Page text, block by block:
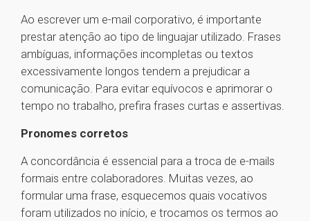
Ao escrever um e-mail corporativo, é importante
prestar atenção ao tipo de linguajar utilizado. Frases
ambíguas, informações incompletas ou textos
excessivamente longos tendem a prejudicar a
comunicação. Para evitar equívocos e aprimorar o
tempo no trabalho, prefira frases curtas e assertivas.
Pronomes corretos
A concordância é essencial para a troca de e-mails
formais entre colaboradores. Muitas vezes, ao
formular uma frase, esquecemos quais vocativos
foram utilizados no início, e trocamos os termos ao